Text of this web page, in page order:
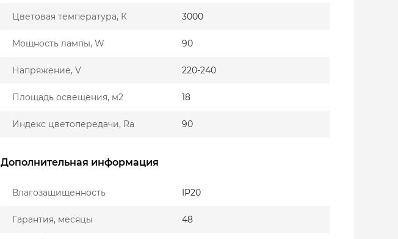
Цветовая температура, К 3000
Мощность лампы, W 90
Напряжение, V 220-240
Площадь освещения, м2 18
Индекс цветопередачи, Ra 90
Дополнительная информация
Влагозащищенность IP20
Гарантия, месяцы 48